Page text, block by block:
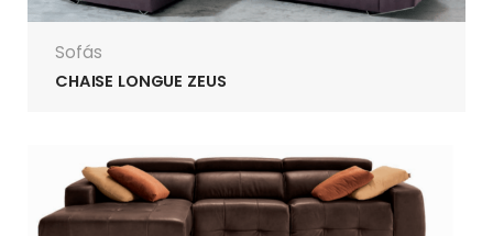
Sofás
CHAISE LONGUE ZEUS